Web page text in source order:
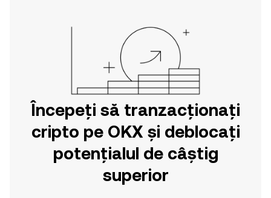
Începeți să tranzacționați
cripto pe OKX și deblocați
potențialul de câștig
superior